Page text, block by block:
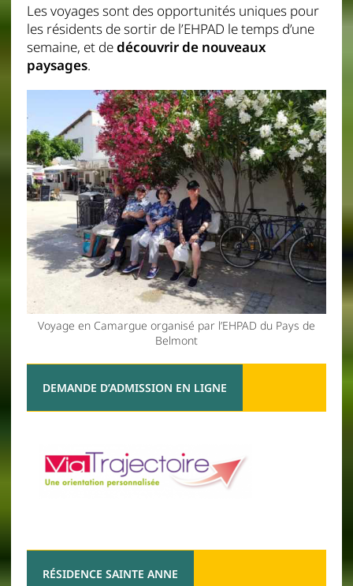
Les voyages sont des opportunités uniques pour
les résidents de sortir de l’EHPAD le temps d’une
semaine, et dedécouvrir de nouveaux
paysages.
Voyage en Camargue organisé par l’EHPAD du Pays de
Belmont
DEMANDE D’ADMISSION EN LIGNE
RÉSIDENCE SAINTE ANNE